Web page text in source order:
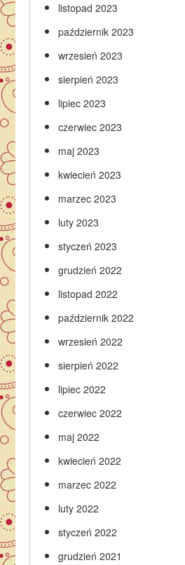
listopad 2023
październik 2023
wrzesień 2023
sierpień 2023
lipiec 2023
czerwiec 2023
maj 2023
kwiecień 2023
marzec 2023
luty 2023
styczeń 2023
grudzień 2022
listopad 2022
październik 2022
wrzesień 2022
sierpień 2022
lipiec 2022
czerwiec 2022
maj 2022
kwiecień 2022
marzec 2022
luty 2022
styczeń 2022
grudzień 2021